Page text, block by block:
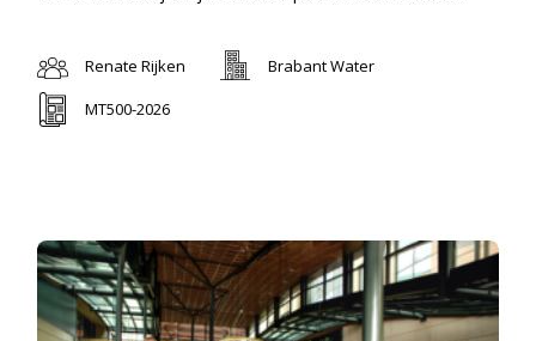
Renate Rijken
Brabant Water
MT500-2026